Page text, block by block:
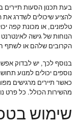
בעת תכנון הסעות תיירים
טלפונים, או מכונת קפה
הנוחות של גישה
הקרובים שלהם או לשתף
בנוסף לכך, יש לבדוק
נוספים יכולים למנוע
כאשר תיירים מרגישים
מהשירות הכולל. כל פרט
שימוש